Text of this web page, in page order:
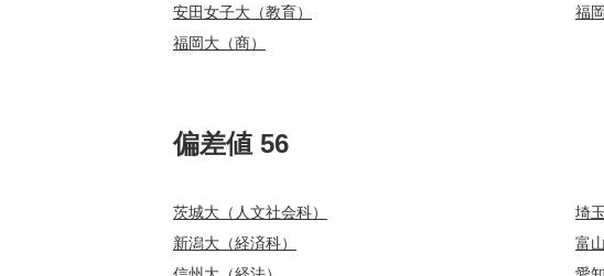
安田女子大（教育）
福
福岡大（商）
偏差値 56
茨城大（人文社会科）
埼
新潟大（経済科）
富